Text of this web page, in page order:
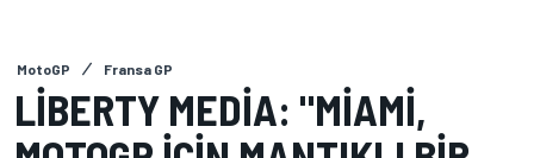
MotoGP Fransa GP
LIBERTY MEDIA: "MIAMI,